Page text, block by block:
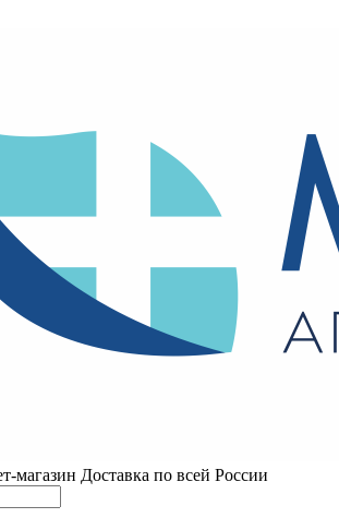
магазин Доставка по всей России